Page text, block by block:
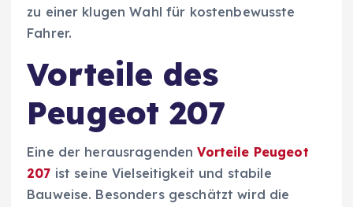
zu einer klugen Wahl für kostenbewusste
Fahrer.
Vorteile des
Peugeot 207
Eine der herausragendenVorteile Peugeot
207 ist seine Vielseitigkeit und stabile
Bauweise. Besonders geschätzt wird die